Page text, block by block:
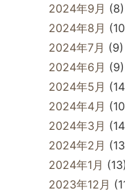
2024年9月 (8)
2024年8月
2024年7月 (9)
2024年6月 (9)
2024年5月
2024年4月
2024年3月
2024年2月
2024年1月 (13)
2023年12月